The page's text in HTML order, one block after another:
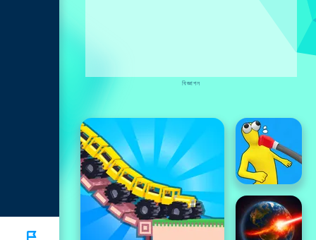
বিজ্ঞাপন